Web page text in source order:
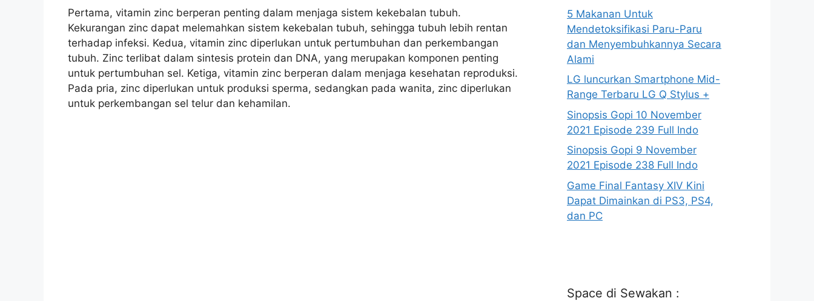
Pertama, vitamin zinc berperan penting dalam menjaga sistem kekebalan tubuh.
Kekurangan zinc dapat melemahkan sistem kekebalan tubuh, sehingga tubuh lebih rentan
terhadap infeksi. Kedua, vitamin zinc diperlukan untuk pertumbuhan dan perkembangan
tubuh. Zinc terlibat dalam sintesis protein dan DNA, yang merupakan komponen penting
untuk pertumbuhan sel. Ketiga, vitamin zinc berperan dalam menjaga kesehatan reproduksi.
Pada pria, zinc diperlukan untuk produksi sperma, sedangkan pada wanita, zinc diperlukan
untuk perkembangan sel telur dan kehamilan.
5 Makanan Untuk
Mendetoksifikasi Paru-Paru
dan Menyembuhkannya Secara
Alami
LG luncurkan Smartphone Mid-
Range Terbaru LG Q Stylus +
Sinopsis Gopi 10 November
2021 Episode 239 Full Indo
Sinopsis Gopi 9 November
2021 Episode 238 Full Indo
Game Final Fantasy XIV Kini
Dapat Dimainkan di PS3, PS4,
dan PC
Space di Sewakan :